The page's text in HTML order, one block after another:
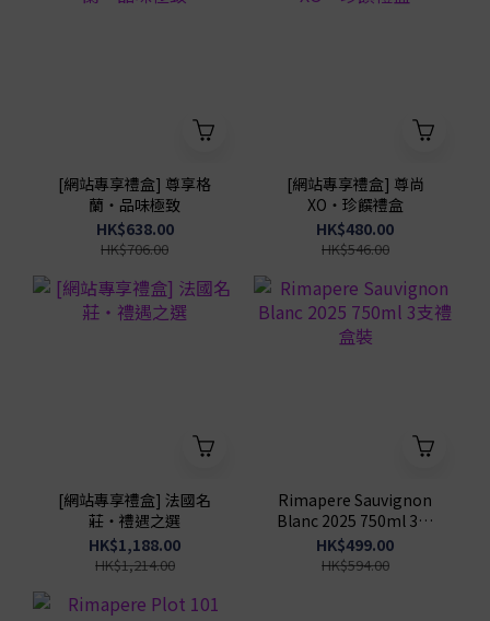
[網站專享禮盒] 尊享格
蘭・品味極致
HK$638.00
HK$706.00
[網站專享禮盒] 尊尚
XO・珍饌禮盒
HK$480.00
HK$546.00
[網站專享禮盒] 法國名
莊・禮遇之選
HK$1,188.00
HK$1,214.00
Rimapere Sauvignon
Blanc 2025 750ml 3支
禮盒裝
HK$499.00
HK$594.00